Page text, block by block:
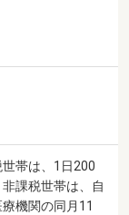
帯は、1日200
課税世帯は、自
機関の同月11